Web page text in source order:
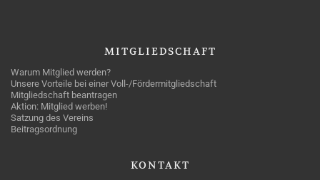
MITGLIEDSCHAFT
Warum Mitglied werden?
Unsere Vorteile bei einer Voll-/Fördermitgliedschaft
Mitgliedschaft beantragen
Aktion: Mitglied werben!
Satzung des Vereins
Beitragsordnung
KONTAKT